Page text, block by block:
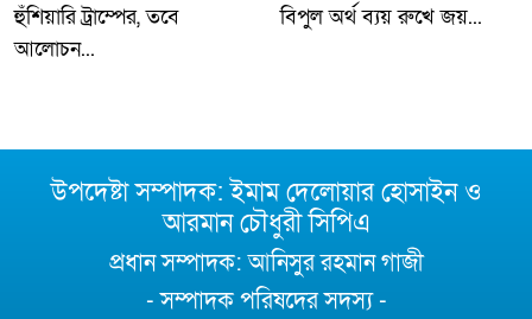
হুঁশিয়ারি ট্রাম্পের, তবে
আলোচন...
বিপুল অর্থ ব্যয় রুখে জয়...
উপদেষ্টা সম্পাদক: ইমাম দেলোয়ার হোসাইন ও
আরমান চৌধুরী সিপিএ
প্রধান সম্পাদক: আনিসুর রহমান গাজী
- সম্পাদক পরিষদের সদস্য -